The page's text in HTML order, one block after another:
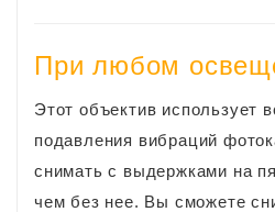
При любом
Этот объектив использует
подавления вибраций
снимать с выдержками на
чем без нее. Вы сможете